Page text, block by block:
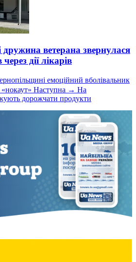
ветерана звернулася
дії лікарів
емоційний вболівальник
Наступна → На
дорожчати продукти